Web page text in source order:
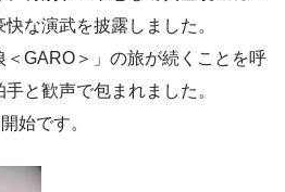
な演武を披露しました。
GARO＞」の旅が続くことを呼
と歓声で包まれました。
始です。